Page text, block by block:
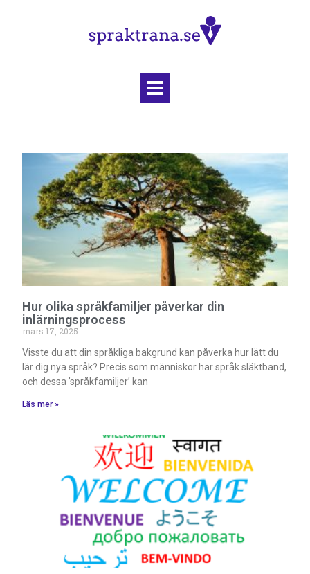
Hur olika språkfamiljer påverkar din
inlärningsprocess
mars 17, 2025
Visste du att din språkliga bakgrund kan påverka hur lätt du
lär dig nya språk? Precis som människor har språk släktband,
och dessa ’språkfamiljer’ kan
Läs mer »